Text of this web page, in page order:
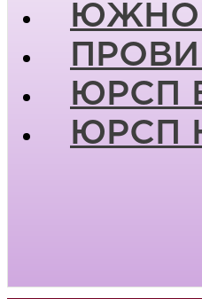
ЮРСП
ЮРСП